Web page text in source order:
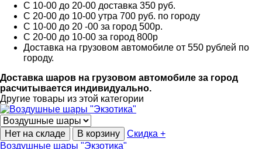
С 10-00 до 20-00 доставка 350 руб.
С 20-00 до 10-00 утра 700 руб. по городу
С 10-00 до 20 -00 за город 500р.
С 20-00 до 10-00 за город 800р
Доставка на грузовом автомобиле от 550 рублей по
городу.
Доставка шаров на грузовом автомобиле за город
расчитывается индивидуально.
Другие товары из этой категории
Нет на складе В корзину
Скидка +
Воздушные шары "Экзотика"